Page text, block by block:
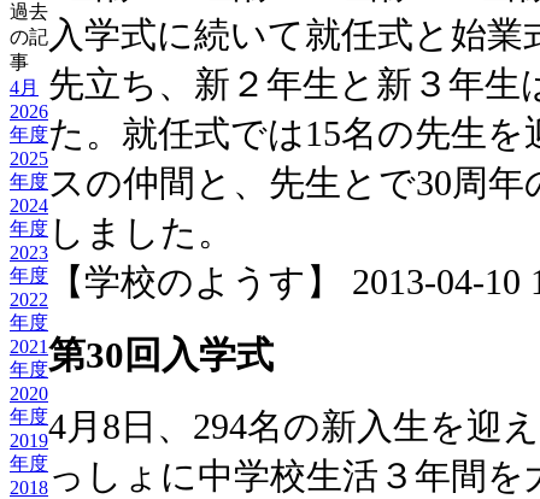
過去
の記
事
4月
2026
年度
2025
年度
2024
年度
2023
年度
2022
年度
2021
年度
2020
年度
2019
年度
2018
入学式に続いて就任式と始
先立ち、新２年生と新３年
た。就任式では15名の先生
スの仲間と、先生とで30周
しました。
【学校のようす】 2013-04-10
第30回入学式
4月8日、294名の新入生を迎
っしょに中学校生活３年間